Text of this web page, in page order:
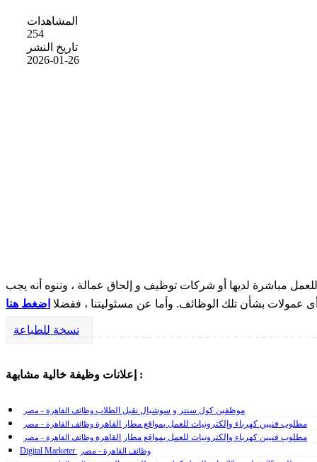
المشاهدات
254
تاريخ النشر
2026-01-26
مباشرة لديها أو شركات توظيف و إلحاق عمالة ، وننوه أنه يجب
عمولات بشأن تلك الوظائف. وأما عن مسئوليتنا ، ففضلا اضغط هنا
نسخة للطباعة
إعلانات وظيفة خالية مشابهة :
موظفين كول سنتر و سوشيال نقبل الطلاب وظائف القاهرة - مصر
مطلوب فنيين كهرباء وإلكترونيات للعمل بمواقع مطار القاهرة وظائف القاهرة - مصر
مطلوب فنيين كهرباء وإلكترونيات للعمل بمواقع مطار القاهرة وظائف القاهرة - مصر
Digital Marketer وظائف القاهرة - مصر